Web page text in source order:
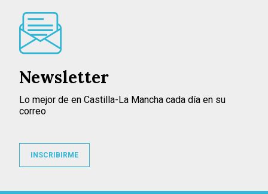
Newsletter
Lo mejor de en Castilla-La Mancha cada día en su
correo
INSCRIBIRME